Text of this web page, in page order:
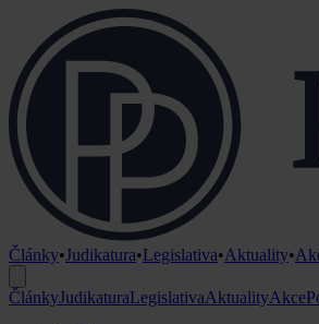
Články•Judikatura•Legislativa•Aktuality•
ČlánkyJudikaturaLegislativaAktualityAkce